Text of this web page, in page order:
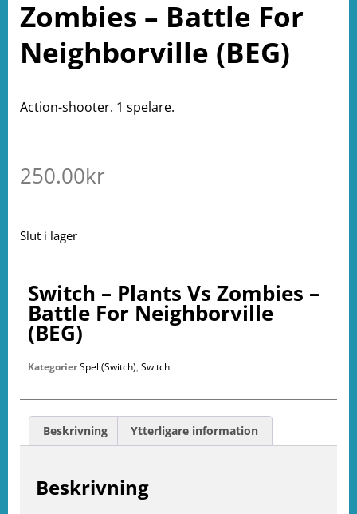
Zombies – Battle For
Neighborville (BEG)
Action-shooter. 1 spelare.
250.00kr
Slut i lager
Switch – Plants Vs Zombies –
Battle For Neighborville
(BEG)
KategorierSpel (Switch), Switch
Beskrivning Ytterligare information
Beskrivning